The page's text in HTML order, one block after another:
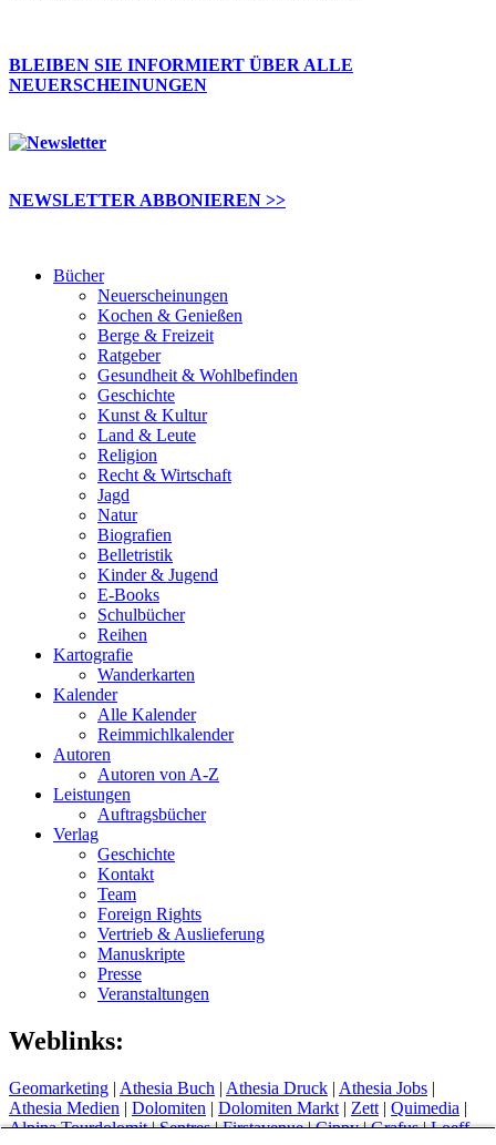
BLEIBEN SIE INFORMIERT ÜBER ALLE
NEUERSCHEINUNGEN
NEWSLETTER ABBONIEREN >>
Bücher
Neuerscheinungen
Kochen & Genießen
Berge & Freizeit
Ratgeber
Gesundheit & Wohlbefinden
Geschichte
Kunst & Kultur
Land & Leute
Religion
Recht & Wirtschaft
Jagd
Natur
Biografien
Belletristik
Kinder & Jugend
E-Books
Schulbücher
Reihen
Kartografie
Wanderkarten
Kalender
Alle Kalender
Reimmichlkalender
Autoren
Autoren von A-Z
Leistungen
Auftragsbücher
Verlag
Geschichte
Kontakt
Team
Foreign Rights
Vertrieb & Auslieferung
Manuskripte
Presse
Veranstaltungen
Weblinks:
Geomarketing | Athesia Buch | Athesia Druck | Athesia Jobs |
Athesia Medien | Dolomiten | Dolomiten Markt | Zett | Quimedia |
Alpina Tourdolomit|Sentres|Firstavenue|Cippy|Grafus|Loeff